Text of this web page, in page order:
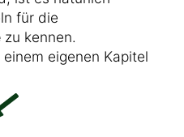
für die
zu kennen.
eigenen Kapitel